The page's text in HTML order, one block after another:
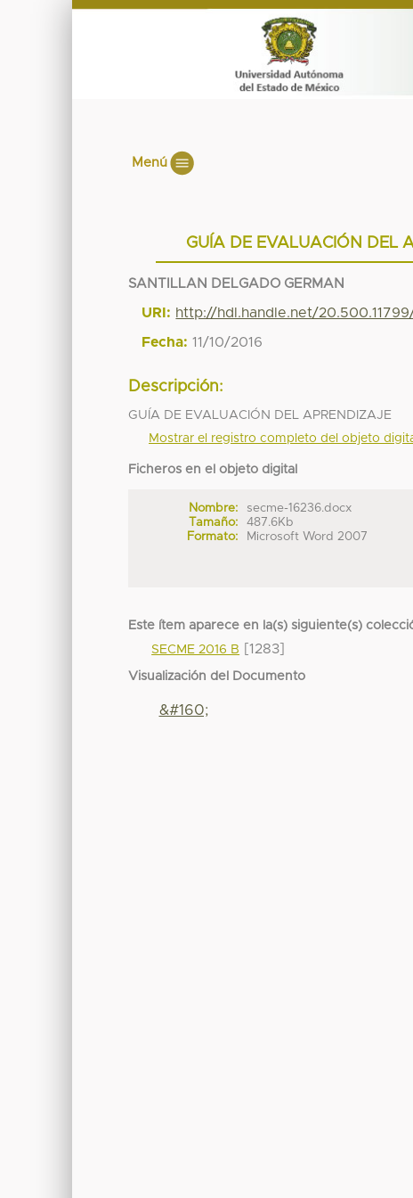
Menú
GUÍA DE EVALUACIÓN DEL
SANTILLAN DELGADO GERMAN
URI: http://hdl.handle.net/
Fecha: 11/10/2016
Descripción:
GUÍA DE EVALUACIÓN DEL APRENDIZAJE
Mostrar el registro completo del objeto
Ficheros en el objeto digital
Nombre:
secme-16236.docx
Tamaño:
487.6Kb
Formato:
Microsoft Word 2007
Este ítem aparece en la(s) siguiente(s)
SECME 2016 B
[1283]
Visualización del Documento
&#160;